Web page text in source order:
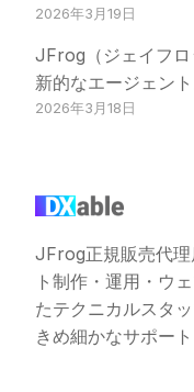
2026年3月19日
JFrog（ジェイフ
新的なエージェン
2026年3月18日
JFrog正規販売代理
ト制作・運用・ウ
たテクニカルスタ
きめ細かなサポー